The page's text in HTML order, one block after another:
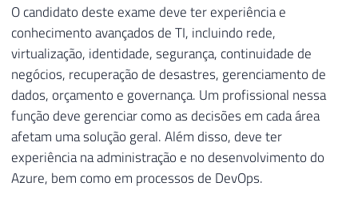
O candidato deste exame deve ter experiência e
conhecimento avançados de TI, incluindo rede,
virtualização, identidade, segurança, continuidade de
negócios, recuperação de desastres, gerenciamento de
dados, orçamento e governança. Um profissional nessa
função deve gerenciar como as decisões em cada área
afetam uma solução geral. Além disso, deve ter
experiência na administração e no desenvolvimento do
Azure, bem como em processos de DevOps.